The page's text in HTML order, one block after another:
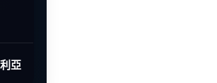
亞